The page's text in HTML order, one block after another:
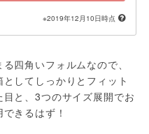
※2019年12月10日時点
四角いフォルムなので、
してしっかりとフィット
と、3つのサイズ展開でお
きるはず！